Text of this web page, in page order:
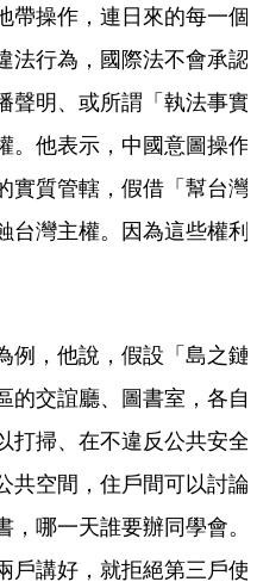
帶操作，連日來的每一個
法行為，國際法不會承認
聲明、或所謂「執法事實
。他表示，中國意圖操作
實質管轄，假借「幫台灣
台灣主權。因為這些權利
例，他說，假設「島之鏈
的交誼廳、圖書室，各自
打掃、在不違反公共安全
共空間，住戶間可以討論
，哪一天誰要辦同學會。
戶講好，就拒絕第三戶使